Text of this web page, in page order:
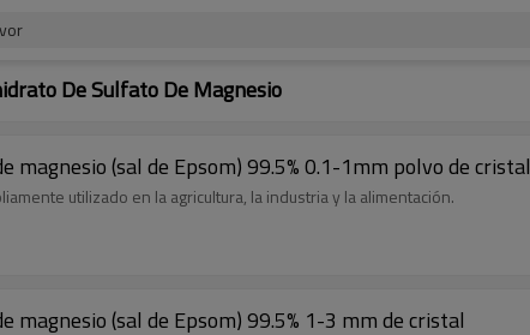
De Sulfato De Magnesio
magnesio (sal de Epsom) 99.5% 0.1-1mm polvo de cristal
utilizado en la agricultura, la industria y la alimentación.
magnesio (sal de Epsom) 99.5% 1-3 mm de cristal